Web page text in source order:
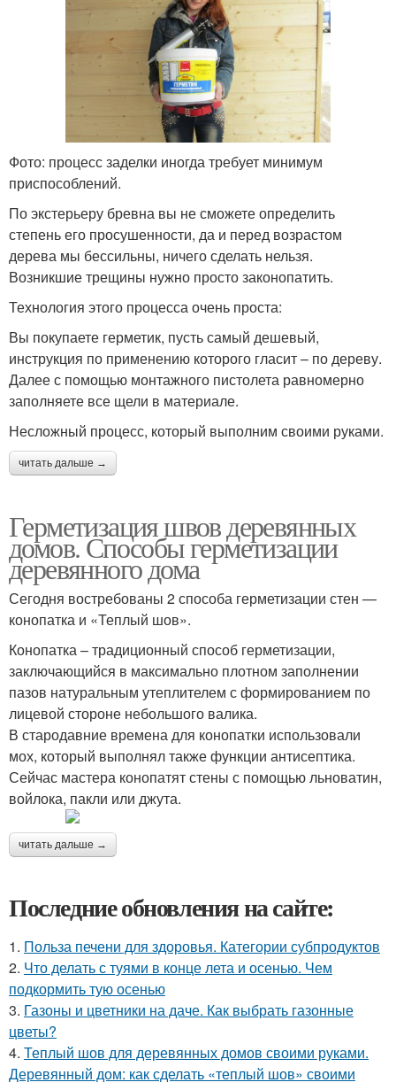
Фото: процесс заделки иногда требует минимум
приспособлений.
По экстерьеру бревна вы не сможете определить
степень его просушенности, да и перед возрастом
дерева мы бессильны, ничего сделать нельзя.
Возникшие трещины нужно просто законопатить.
Технология этого процесса очень проста:
Вы покупаете герметик, пусть самый дешевый,
инструкция по применению которого гласит – по дереву.
Далее с помощью монтажного пистолета равномерно
заполняете все щели в материале.
Несложный процесс, который выполним своими руками.
читать дальше →
Герметизация швов деревянных
домов. Способы герметизации
деревянного дома
Сегодня востребованы 2 способа герметизации стен —
конопатка и «Теплый шов».
Конопатка – традиционный способ герметизации,
заключающийся в максимально плотном заполнении
пазов натуральным утеплителем с формированием по
лицевой стороне небольшого валика.
В стародавние времена для конопатки использовали
мох, который выполнял также функции антисептика.
Сейчас мастера конопатят стены с помощью льноватин,
войлока, пакли или джута.
читать дальше →
Последние обновления на сайте:
1. Польза печени для здоровья. Категории субпродуктов
2. Что делать с туями в конце лета и осенью. Чем
подкормить тую осенью
3. Газоны и цветники на даче. Как выбрать газонные
цветы?
4. Теплый шов для деревянных домов своими руками.
Деревянный дом: как сделать «теплый шов» своими